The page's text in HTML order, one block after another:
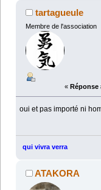
tartagueule
Membre de l'association
« Réponse
oui et pas importé ni
qui vivra verra
ATAKORA